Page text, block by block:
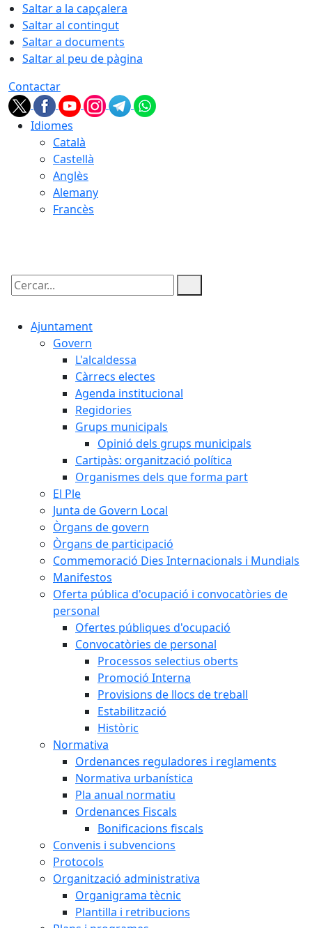
Saltar a la capçalera
Saltar al contingut
Saltar a documents
Saltar al peu de pàgina
Contactar
Idiomes
Català
Castellà
Anglès
Alemany
Francès
Cercar:
Ajuntament
Govern
L'alcaldessa
Càrrecs electes
Agenda institucional
Regidories
Grups municipals
Opinió dels grups municipals
Cartipàs: organització política
Organismes dels que forma part
El Ple
Junta de Govern Local
Òrgans de govern
Òrgans de participació
Commemoració Dies Internacionals i Mundials
Manifestos
Oferta pública d'ocupació i convocatòries de
personal
Ofertes públiques d'ocupació
Convocatòries de personal
Processos selectius oberts
Promoció Interna
Provisions de llocs de treball
Estabilització
Històric
Normativa
Ordenances reguladores i reglaments
Normativa urbanística
Pla anual normatiu
Ordenances Fiscals
Bonificacions fiscals
Convenis i subvencions
Protocols
Organització administrativa
Organigrama tècnic
Plantilla i retribucions